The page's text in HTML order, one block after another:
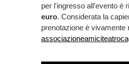
per l'ingresso all'evento è
euro. Considerata la
prenotazione è